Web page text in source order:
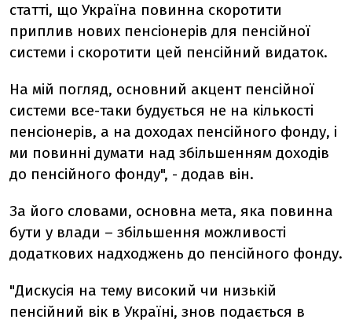
статті, що Україна повинна скоротити
приплив нових пенсіонерів для пенсійної
системи і скоротити цей пенсійний видаток.
На мій погляд, основний акцент пенсійної
системи все-таки будується не на кількості
пенсіонерів, а на доходах пенсійного фонду, і
ми повинні думати над збільшенням доходів
до пенсійного фонду", - додав він.
За його словами, основна мета, яка повинна
бути у влади – збільшення можливості
додаткових надходжень до пенсійного фонду.
"Дискусія на тему високий чи низькій
пенсійний вік в Україні, знов подається в